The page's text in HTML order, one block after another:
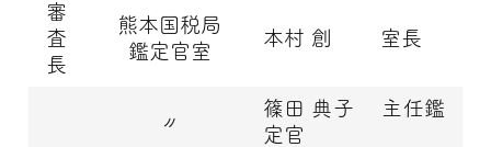
審
査
長
熊本国税局
鑑定官室
本村 創 室長
〃
篠田 典子 主任鑑
定官